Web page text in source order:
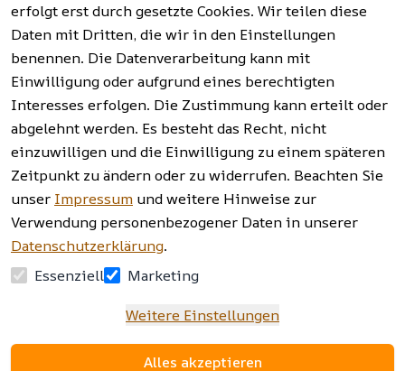
erfolgt erst durch gesetzte Cookies. Wir teilen diese
Daten mit Dritten, die wir in den Einstellungen
benennen. Die Datenverarbeitung kann mit
Einwilligung oder aufgrund eines berechtigten
Interesses erfolgen. Die Zustimmung kann erteilt oder
abgelehnt werden. Es besteht das Recht, nicht
einzuwilligen und die Einwilligung zu einem späteren
Zeitpunkt zu ändern oder zu widerrufen. Beachten Sie
unser Impressum und weitere Hinweise zur
Verwendung personenbezogener Daten in unserer
Datenschutzerklärung.
Essenziell
Marketing
Weitere Einstellungen
Alles akzeptieren
Vertrag
widerrufen
Facebook |
Instagram |
Newsletter
AGB | Impressum |
Datenschutzerklärung |
Barrierefreiheitserklärung |
Widerrufsrecht